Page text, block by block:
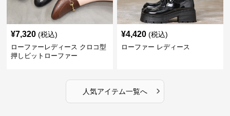
¥7,320 (税込)
ローファーレディース クロコ型
押しビットローファー
¥4,420 (税込)
ローファー レディース
人気アイテム一覧へ ›